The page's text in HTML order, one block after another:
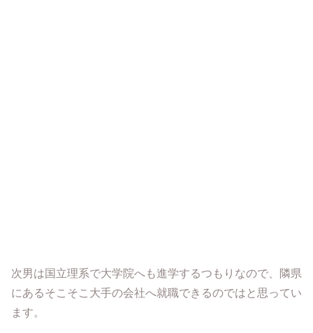
次男は国立理系で大学院へも進学するつもりなので、隣県
にあるそこそこ大手の会社へ就職できるのではと思ってい
ます。